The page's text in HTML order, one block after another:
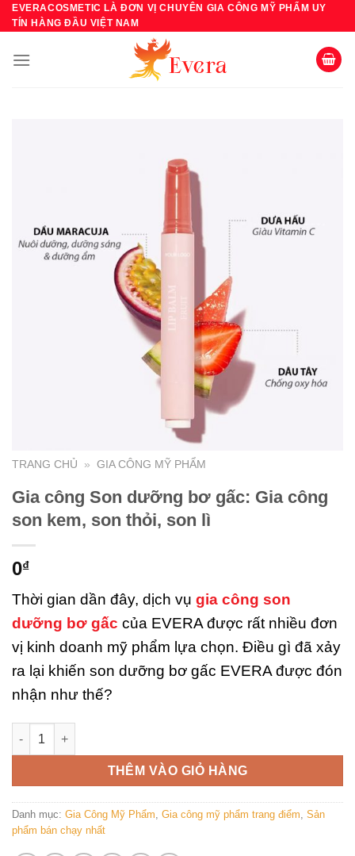
Bỏ
qua
dung
EVERACOSMETIC LÀ ĐƠN VỊ CHUYÊN GIA CÔNG MỸ PHẨM UY
TÍN HÀNG ĐẦU VIỆT NAM
TRANG CHỦ » GIA CÔNG MỸ PHẨM
Gia công Son dưỡng bơ gấc: Gia công
son kem, son thỏi, son lì
0₫
Thời gian dần đây, dịch vụ gia công son
dưỡng bơ gấc của EVERA được rất nhiều đơn
vị kinh doanh mỹ phẩm lựa chọn. Điều gì đã xảy
ra lại khiến son dưỡng bơ gấc EVERA được đón
nhận như thế?
Gia công Son dưỡng bơ gấc: Gia công son kem, son thỏi,
THÊM VÀO GIỎ HÀNG
Danh mục: Gia Công Mỹ Phẩm, Gia công mỹ phẩm trang điểm, Sản
phẩm bán chạy nhất